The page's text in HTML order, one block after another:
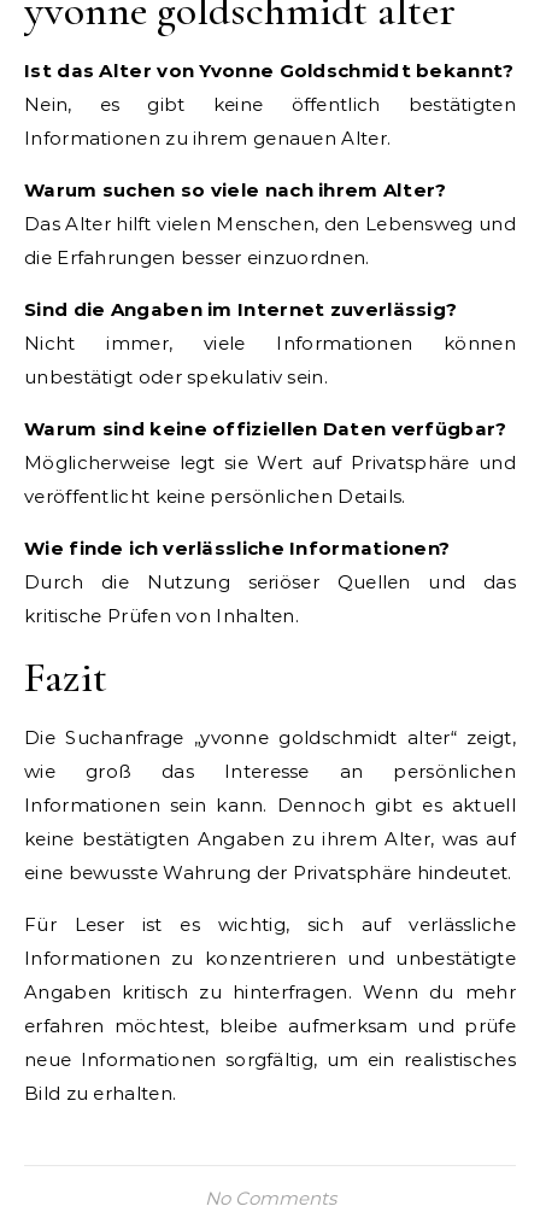
Ist das Alter von Yvonne Goldschmidt bekannt?
Nein, es gibt keine öffentlich bestätigten
Informationen zu ihrem genauen Alter.
Warum suchen so viele nach ihrem Alter?
Das Alter hilft vielen Menschen, den Lebensweg und
die Erfahrungen besser einzuordnen.
Sind die Angaben im Internet zuverlässig?
Nicht immer, viele Informationen können
unbestätigt oder spekulativ sein.
Warum sind keine offiziellen Daten verfügbar?
Möglicherweise legt sie Wert auf Privatsphäre und
veröffentlicht keine persönlichen Details.
Wie finde ich verlässliche Informationen?
Durch die Nutzung seriöser Quellen und das
kritische Prüfen von Inhalten.
Fazit
Die Suchanfrage „yvonne goldschmidt alter“ zeigt,
wie groß das Interesse an persönlichen
Informationen sein kann. Dennoch gibt es aktuell
keine bestätigten Angaben zu ihrem Alter, was auf
eine bewusste Wahrung der Privatsphäre hindeutet.
Für Leser ist es wichtig, sich auf verlässliche
Informationen zu konzentrieren und unbestätigte
Angaben kritisch zu hinterfragen. Wenn du mehr
erfahren möchtest, bleibe aufmerksam und prüfe
neue Informationen sorgfältig, um ein realistisches
Bild zu erhalten.
No Comments